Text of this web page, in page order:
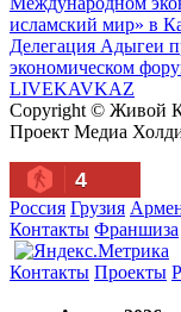
Делегация Адыгеи
экономическом
LIVEKAVKAZ
Copyright © Живой
Проект Медиа
4
Россия Грузия
Контакты Франшиза
Контакты Проекты